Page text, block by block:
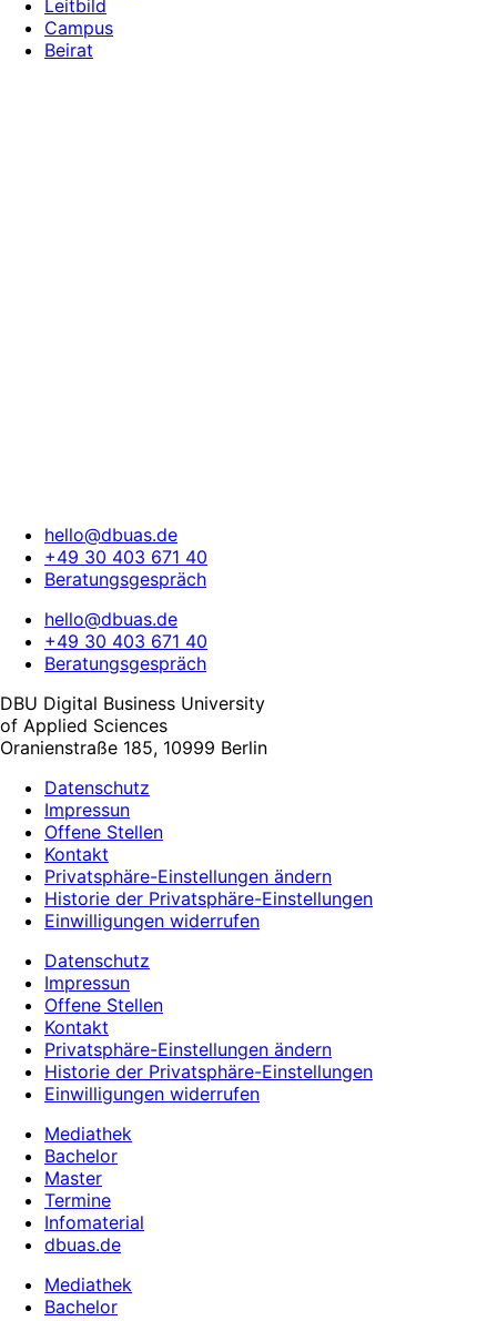
Leitbild
Campus
Beirat
hello@dbuas.de
+49 30 403 671 40
Beratungsgespräch
hello@dbuas.de
+49 30 403 671 40
Beratungsgespräch
DBU Digital Business University
of Applied Sciences
Oranienstraße 185, 10999 Berlin
Datenschutz
Impressun
Offene Stellen
Kontakt
Privatsphäre-Einstellungen ändern
Historie der Privatsphäre-Einstellungen
Einwilligungen widerrufen
Datenschutz
Impressun
Offene Stellen
Kontakt
Privatsphäre-Einstellungen ändern
Historie der Privatsphäre-Einstellungen
Einwilligungen widerrufen
Mediathek
Bachelor
Master
Termine
Infomaterial
dbuas.de
Mediathek
Bachelor